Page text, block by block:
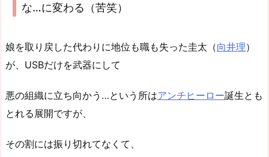
な…に変わる（苦笑）
娘を取り戻した代わりに地位も職も失った圭太（向井理）
が、USBだけを武器にして
悪の組織に立ち向かう…という所はアンチヒーロー誕生とも
とれる展開ですが、
その割には振り切れてなくて、